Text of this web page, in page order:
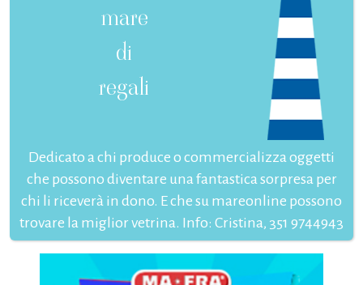
mare
di
regali
Dedicato a chi produce o commercializza oggetti
che possono diventare una fantastica sorpresa per
chi li riceverà in dono. E che su mareonline possono
trovare la miglior vetrina. Info: Cristina, 351 9744943